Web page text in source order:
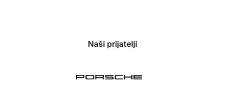
Naši prijatelji